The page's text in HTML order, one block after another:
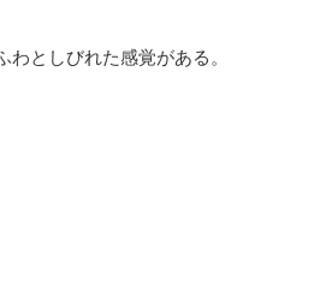
としびれた感覚がある。